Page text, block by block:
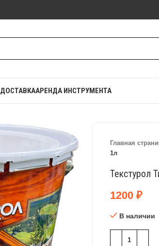
ДОСТАВКААРЕНДА ИНСТРУМЕНТА
Главная
1л
Текстурол
1200 ₽
В наличии